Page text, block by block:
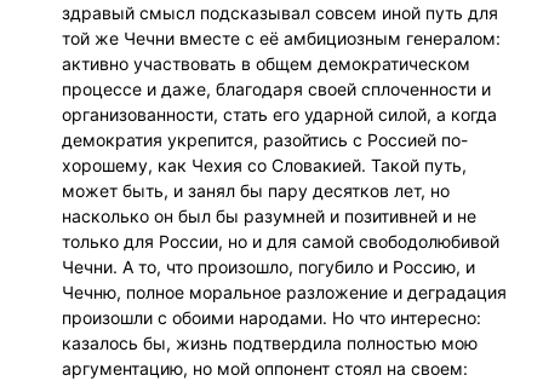
здравый смысл подсказывал совсем иной путь для
той же Чечни вместе с её амбициозным генералом:
активно участвовать в общем демократическом
процессе и даже, благодаря своей сплоченности и
организованности, стать его ударной силой, а когда
демократия укрепится, разойтись с Россией по-
хорошему, как Чехия со Словакией. Такой путь,
может быть, и занял бы пару десятков лет, но
насколько он был бы разумней и позитивней и не
только для России, но и для самой свободолюбивой
Чечни. А то, что произошло, погубило и Россию, и
Чечню, полное моральное разложение и деградация
произошли с обоими народами. Но что интересно:
казалось бы, жизнь подтвердила полностью мою
аргументацию, но мой оппонент стоял на своем: